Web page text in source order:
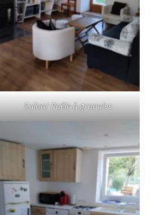
Salon/ Poêle à granules